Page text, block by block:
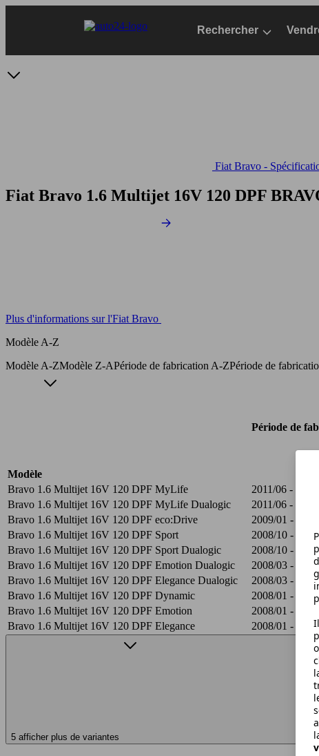
Rechercher
Fiat Bravo -
Fiat Bravo 1.6 Multijet 16V 120 DPF
Plus d'informations sur l'Fiat Bravo
Modèle A-Z
Modèle A-ZModèle Z-APériode de fabrication A-ZPériode de
Modèle
Période de
Bravo 1.6 Multijet 16V 120 DPF MyLife 2011/06 -
Bravo 1.6 Multijet 16V 120 DPF MyLife Dualogic
2011/06 - 2012/
Bravo 1.6 Multijet 16V 120 DPF eco:Drive
2009/01 - 2009/
Bravo 1.6 Multijet 16V 120 DPF Sport
2008/10 -
Bravo 1.6 Multijet 16V 120 DPF Sport Dualogic
2008/10 -
Bravo 1.6 Multijet 16V 120 DPF Emotion Dualogic
2008/03 -
Bravo 1.6 Multijet 16V 120 DPF Elegance Dualogic
2008/03 -
Bravo 1.6 Multijet 16V 120 DPF Dynamic
2008/01 -
Bravo 1.6 Multijet 16V 120 DPF Emotion
2008/01 - 2011/
Bravo 1.6 Multijet 16V 120 DPF Elegance
2008/01 -
5 afficher plus de variantes